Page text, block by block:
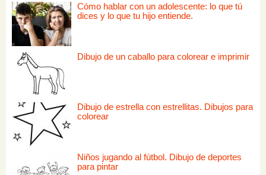
Cómo hablar con un adolescente: lo que tú
dices y lo que tu hijo entiende.
Dibujo de un caballo para colorear e imprimir
Dibujo de estrella con estrellitas. Dibujos para
colorear
Niños jugando al fútbol. Dibujo de deportes
para pintar